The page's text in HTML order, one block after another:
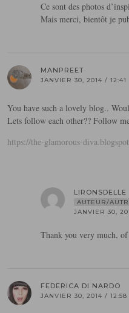
Ce sont des photos
Mais merci, bientôt je
MANPREET
JANVIER 30, 2014 / 12:41
You have such a lovely blog..
Lets follow each other?? Follow
https://the-glamorous-
LIRONSDELLE
AUTEUR/
JANVIER 30,
Thank you very much,
FEDERICA DI NARDO
JANVIER 30, 2014 / 12:58